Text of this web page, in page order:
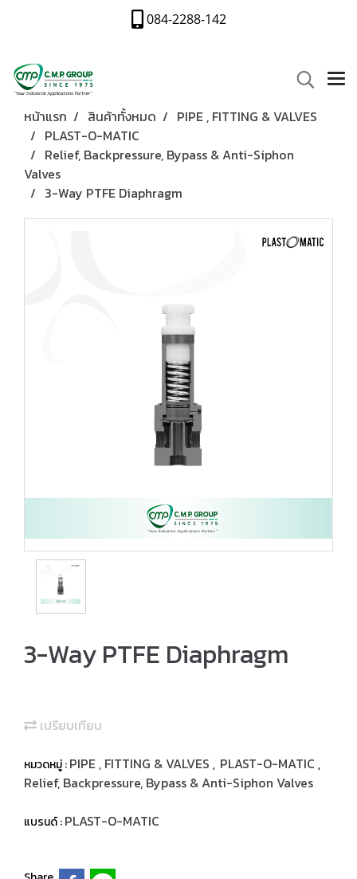
084-2288-142
หน้าแรก สินค้าทั้งหมด
PIPE , FITTING & VALVES
PLAST-O-MATIC
Relief, Backpressure, Bypass & Anti-Siphon
Valves
3-Way PTFE Diaphragm
3-Way PTFE Diaphragm
เปรียบเทียบ
หมวดหมู่ :PIPE , FITTING & VALVES , PLAST-O-MATIC ,
Relief, Backpressure, Bypass & Anti-Siphon Valves
แบรนด์ :PLAST-O-MATIC